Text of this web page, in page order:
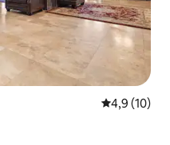
Vlerësimi
4,9 (10)